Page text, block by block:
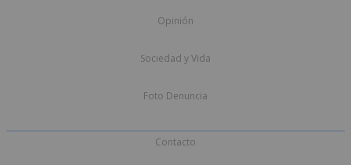
Opinión
Sociedad y Vida
Foto Denuncia
Contacto